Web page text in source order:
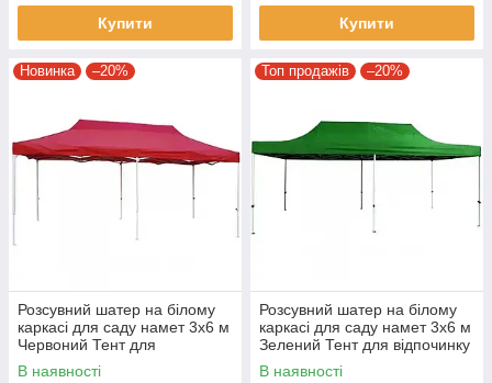
Купити Купити
Новинка –20%
Розсувний шатер на білому
каркасі для саду намет 3х6 м
Червоний Тент для
відпочинку на природі
В наявності
Топ продажів –20%
Розсувний шатер на білому
каркасі для саду намет 3х6 м
Зелений Тент для відпочинку
на природі
В наявності